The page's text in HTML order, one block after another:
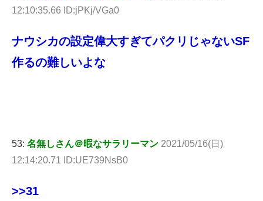
12:10:35.66 ID:jPKj/VGa0
ナウシカの設定偉大すぎてパクリじゃないSF
作るの難しいよな
53: 名無しさん＠暇なサラリーマン 2021/05/16(日)
12:14:20.71 ID:UE739NsB0
>>31